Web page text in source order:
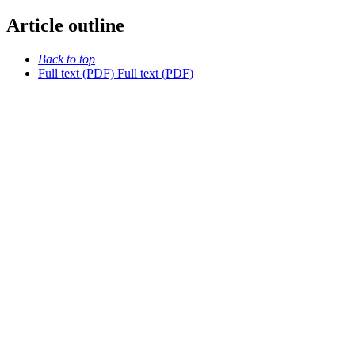
Article outline
Back to top
Full text (PDF) Full text (PDF)